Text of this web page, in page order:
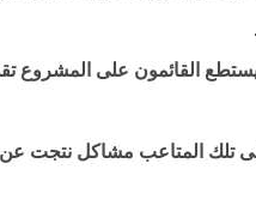
القائمون على المشروع
تلك المتاعب مشاكل نتجت عن